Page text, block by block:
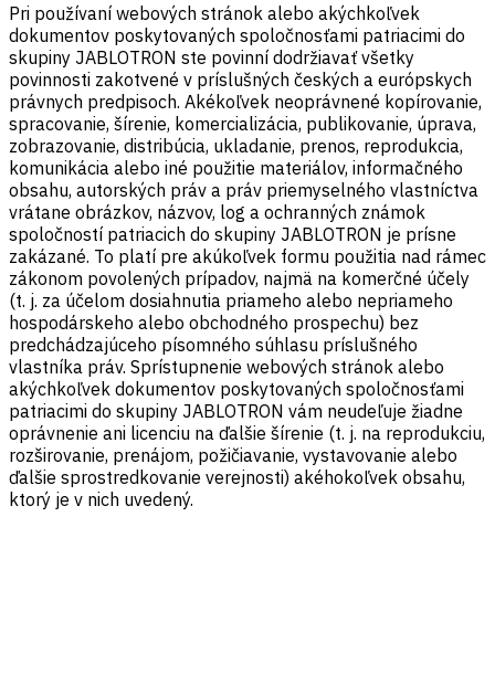
Pri používaní webových stránok alebo akýchkoľvek
dokumentov poskytovaných spoločnosťami patriacimi do
skupiny JABLOTRON ste povinní dodržiavať všetky
povinnosti zakotvené v príslušných českých a európskych
právnych predpisoch. Akékoľvek neoprávnené kopírovanie,
spracovanie, šírenie, komercializácia, publikovanie, úprava,
zobrazovanie, distribúcia, ukladanie, prenos, reprodukcia,
komunikácia alebo iné použitie materiálov, informačného
obsahu, autorských práv a práv priemyselného vlastníctva
vrátane obrázkov, názvov, log a ochranných známok
spoločností patriacich do skupiny JABLOTRON je prísne
zakázané. To platí pre akúkoľvek formu použitia nad rámec
zákonom povolených prípadov, najmä na komerčné účely
(t. j. za účelom dosiahnutia priameho alebo nepriameho
hospodárskeho alebo obchodného prospechu) bez
predchádzajúceho písomného súhlasu príslušného
vlastníka práv. Sprístupnenie webových stránok alebo
akýchkoľvek dokumentov poskytovaných spoločnosťami
patriacimi do skupiny JABLOTRON vám neudeľuje žiadne
oprávnenie ani licenciu na ďalšie šírenie (t. j. na reprodukciu,
rozširovanie, prenájom, požičiavanie, vystavovanie alebo
ďalšie sprostredkovanie verejnosti) akéhokoľvek obsahu,
ktorý je v nich uvedený.